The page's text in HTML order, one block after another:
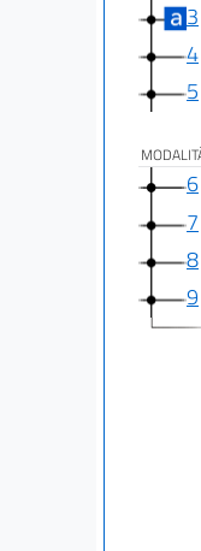
3
4
5
6
7
8
9